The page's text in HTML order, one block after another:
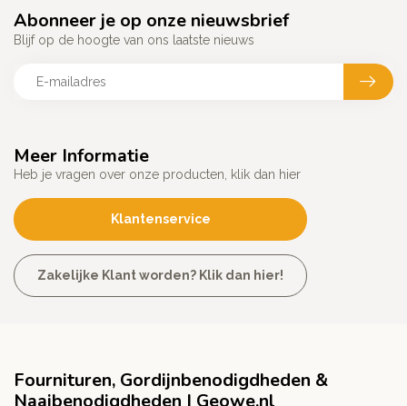
Meer Informatie
Heb je vragen over onze producten, klik dan hier
Klantenservice
Zakelijke Klant worden? Klik dan hier!
Abonneer je op onze nieuwsbrief
Blijf op de hoogte van ons laatste nieuws
Fournituren, Gordijnbenodigdheden &